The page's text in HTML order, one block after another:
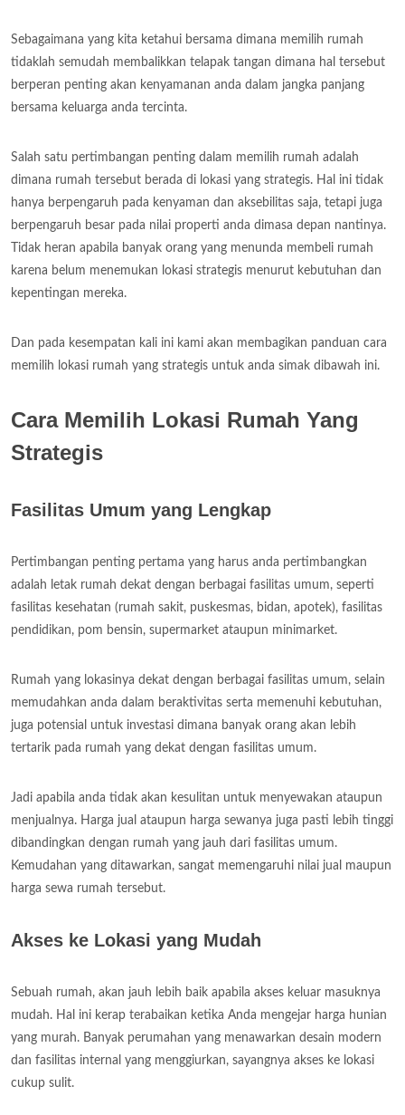
Sebagaimana yang kita ketahui bersama dimana memilih rumah
tidaklah semudah membalikkan telapak tangan dimana hal tersebut
berperan penting akan kenyamanan anda dalam jangka panjang
bersama keluarga anda tercinta.
Salah satu pertimbangan penting dalam memilih rumah adalah
dimana rumah tersebut berada di lokasi yang strategis. Hal ini tidak
hanya berpengaruh pada kenyaman dan aksebilitas saja, tetapi juga
berpengaruh besar pada nilai properti anda dimasa depan nantinya.
Tidak heran apabila banyak orang yang menunda membeli rumah
karena belum menemukan lokasi strategis menurut kebutuhan dan
kepentingan mereka.
Dan pada kesempatan kali ini kami akan membagikan panduan cara
memilih lokasi rumah yang strategis untuk anda simak dibawah ini.
Cara Memilih Lokasi Rumah Yang
Strategis
Fasilitas Umum yang Lengkap
Pertimbangan penting pertama yang harus anda pertimbangkan
adalah letak rumah dekat dengan berbagai fasilitas umum, seperti
fasilitas kesehatan (rumah sakit, puskesmas, bidan, apotek), fasilitas
pendidikan, pom bensin, supermarket ataupun minimarket.
Rumah yang lokasinya dekat dengan berbagai fasilitas umum, selain
memudahkan anda dalam beraktivitas serta memenuhi kebutuhan,
juga potensial untuk investasi dimana banyak orang akan lebih
tertarik pada rumah yang dekat dengan fasilitas umum.
Jadi apabila anda tidak akan kesulitan untuk menyewakan ataupun
menjualnya. Harga jual ataupun harga sewanya juga pasti lebih tinggi
dibandingkan dengan rumah yang jauh dari fasilitas umum.
Kemudahan yang ditawarkan, sangat memengaruhi nilai jual maupun
harga sewa rumah tersebut.
Akses ke Lokasi yang Mudah
Sebuah rumah, akan jauh lebih baik apabila akses keluar masuknya
mudah. Hal ini kerap terabaikan ketika Anda mengejar harga hunian
yang murah. Banyak perumahan yang menawarkan desain modern
dan fasilitas internal yang menggiurkan, sayangnya akses ke lokasi
cukup sulit.